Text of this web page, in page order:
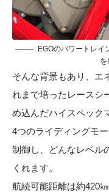
EGOのパワートレイ
を
そんな背景もあり、エ
れまで培ったレースシ
め込んだハイスペック
4つのライディングモ
制御し、どんなレベル
くれます。
航続可能距離は約420